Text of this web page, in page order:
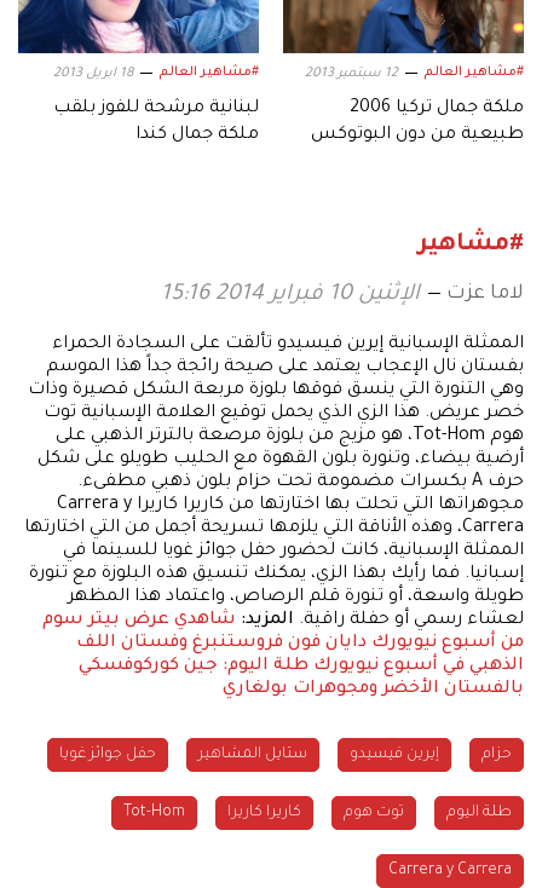
#مشاهير العالم 12 سبتمبر 2013
ملكة جمال تركيا 2006
طبيعية من دون البوتوكس
#مشاهير العالم 18 ابريل 2013
لبنانية مرشحة للفوز بلقب
ملكة جمال كندا
#مشاهير
لاما عزت الإثنين 10 فبراير 2014 15:16
الممثلة الإسبانية إيرين فيسيدو تألقت على السجادة الحمراء
بفستان نال الإعجاب يعتمد على صيحة رائجة جداً هذا الموسم
وهي التنورة التي ينسق فوقها بلوزة مربعة الشكل قصيرة وذات
خصر عريض. هذا الزي الذي يحمل توقيع العلامة الإسبانية توت
هوم Tot-Hom، هو مزيج من بلوزة مرصعة بالترتر الذهبي على
أرضية بيضاء، وتنورة بلون القهوة مع الحليب طويلو على شكل
حرف A بكسرات مضمومة تحت حزام بلون ذهبي مطفىء.
مجوهراتها التي تحلت بها اختارتها من كاريرا كاريرا Carrera y
Carrera، وهذه الأناقة التي يلزمها تسريحة أجمل من التي اختارتها
الممثلة الإسبانية، كانت لحضور حفل جوائز غويا للسينما في
إسبانيا. فما رأيك بهذا الزي، يمكنك تنسيق هذه البلوزة مع تنورة
طويلة واسعة، أو تنورة قلم الرصاص، واعتماد هذا المظهر
لعشاء رسمي أو حفلة راقية. المزيد: شاهدي عرض بيتر سوم
من أسبوع نيويورك دايان فون فروستنبرغ وفستان اللف
الذهبي في أسبوع نيويورك طلة اليوم: جين كوركوفسكي
بالفستان الأخضر ومجوهرات بولغاري
حزام إيرين فيسيدو ستايل المشاهير حفل جوائز غويا
طلة اليوم توت هوم كاريرا كاريرا Tot-Hom
Carrera y Carrera